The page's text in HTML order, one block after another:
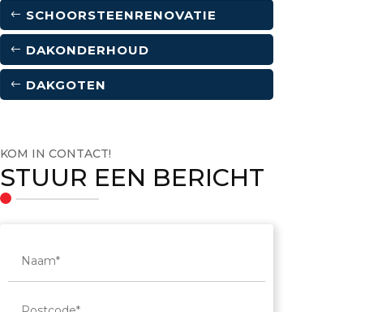
SCHOORSTEENRENOVATIE
DAKONDERHOUD
DAKGOTEN
KOM IN CONTACT!
STUUR EEN BERICHT